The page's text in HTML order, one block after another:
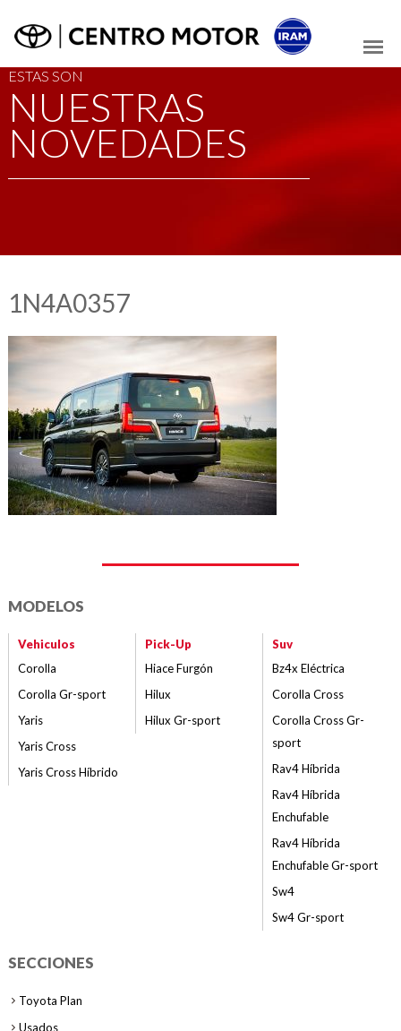
ESTAS SON
NUESTRAS
NOVEDADES
1N4A0357
MODELOS
Vehiculos
Corolla
Corolla Gr-sport
Yaris
Yaris Cross
Yaris Cross Híbrido
Pick-Up
Hiace Furgón
Hilux
Hilux Gr-sport
Suv
Bz4x Eléctrica
Corolla Cross
Corolla Cross Gr-
sport
Rav4 Híbrida
Rav4 Híbrida
Enchufable
Rav4 Híbrida
Enchufable Gr-sport
Sw4
Sw4 Gr-sport
SECCIONES
Toyota Plan
Usados